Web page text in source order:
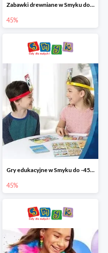
Zabawki drewniane w Smyku do -45%
45%
Gry edukacyjne w Smyku do -45%
45%